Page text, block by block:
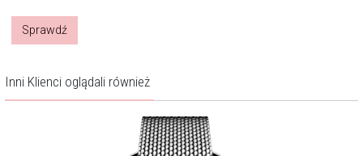
Sprawdź
Inni Klienci oglądali również